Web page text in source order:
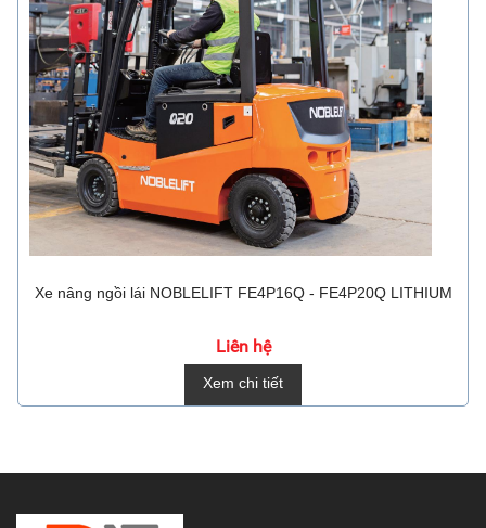
Xe nâng ngồi lái NOBLELIFT FE4P16Q - FE4P20Q LITHIUM
Liên hệ
Xem chi tiết